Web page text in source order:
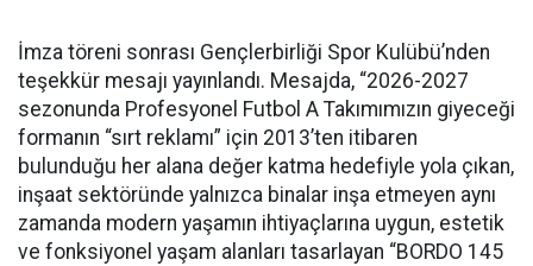
İmza töreni sonrası Gençlerbirliği Spor Kulübü’nden
teşekkür mesajı yayınlandı. Mesajda, “2026-2027
sezonunda Profesyonel Futbol A Takımımızın giyeceği
formanın “sırt reklamı” için 2013’ten itibaren
bulunduğu her alana değer katma hedefiyle yola çıkan,
inşaat sektöründe yalnızca binalar inşa etmeyen aynı
zamanda modern yaşamın ihtiyaçlarına uygun, estetik
ve fonksiyonel yaşam alanları tasarlayan “BORDO 145